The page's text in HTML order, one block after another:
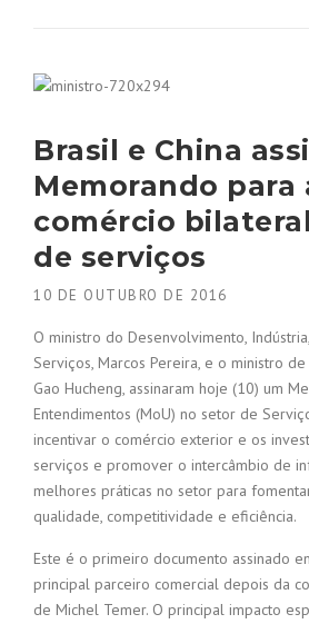
Brasil e China
Memorando para
comércio
de serviços
10 DE OUTUBRO DE 2016
O ministro do Desenvolvimento,
Serviços, Marcos Pereira, e o ministro de
Gao Hucheng, assinaram hoje (10) um
Entendimentos (MoU) no setor de
incentivar o comércio exterior e os
serviços e promover o intercâmbio de
melhores práticas no setor para
qualidade, competitividade e eficiência.
Este é o primeiro documento assinado
principal parceiro comercial depois da
de Michel Temer. O principal impacto